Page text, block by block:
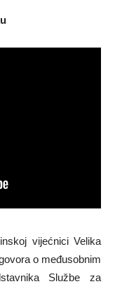
vijećnici Velika
o međusobnim
Službe za